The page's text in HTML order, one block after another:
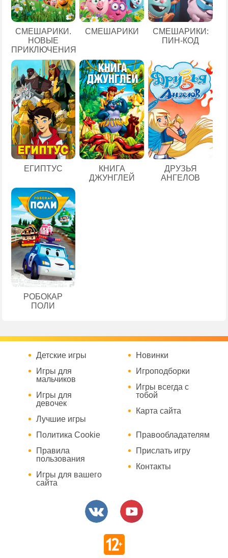
СМЕШАРИКИ.
НОВЫЕ
ПРИКЛЮЧЕНИЯ
СМЕШАРИКИ
СМЕШАРИКИ:
ПИН-КОД
ЕГИПТУС
КНИГА
ДЖУНГЛЕЙ
ДРУЗЬЯ
АНГЕЛОВ
РОБОКАР
ПОЛИ
Детские игры
Игры для
мальчиков
Игры для
девочек
Лучшие игры
Новинки
Игроподборки
Игры всегда с
тобой
Карта сайта
Политика Cookie
Правила
пользования
Игры для вашего
сайта
Правообладателям
Прислать игру
Контакты